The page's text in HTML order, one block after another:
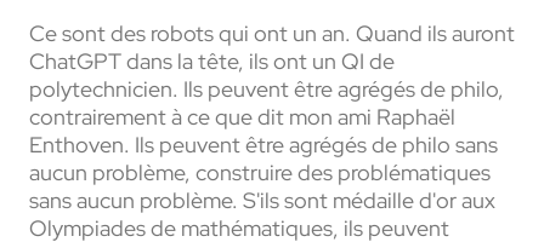
Ce sont des robots qui ont un an. Quand ils auront
ChatGPT dans la tête, ils ont un QI de
polytechnicien. Ils peuvent être agrégés de philo,
contrairement à ce que dit mon ami Raphaël
Enthoven. Ils peuvent être agrégés de philo sans
aucun problème, construire des problématiques
sans aucun problème. S'ils sont médaille d'or aux
Olympiades de mathématiques, ils peuvent